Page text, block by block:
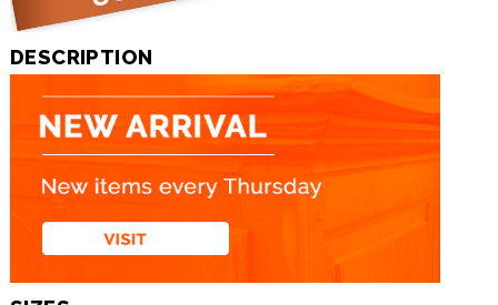
DESCRIPTION